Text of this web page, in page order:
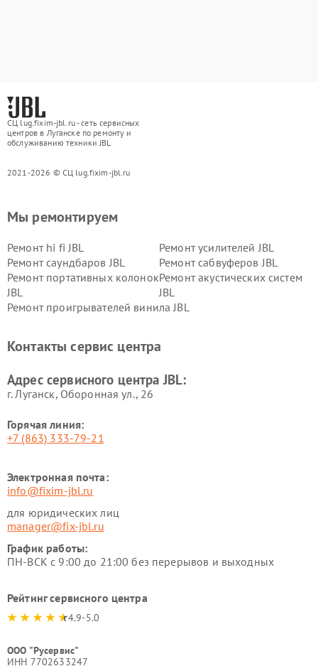
СЦ lug.fixim-jbl.ru - сеть сервисных
центров в Луганске по ремонту и
обслуживанию техники JBL
2021-2026 © СЦ lug.fixim-jbl.ru
Мы ремонтируем
Ремонт hi fi JBL
Ремонт усилителей JBL
Ремонт саундбаров JBL
Ремонт сабвуферов JBL
Ремонт портативных колонок
JBL
Ремонт акустических систем
JBL
Ремонт проигрывателей винила JBL
Контакты сервис центра
Адрес сервисного центра JBL:
г. Луганск, Оборонная ул., 26
Горячая линия:
+7 (863) 333-79-21
Электронная почта:
info@fixim-jbl.ru
для юридических лиц
manager@fix-jbl.ru
График работы:
ПН-ВСК с 9:00 до 21:00 без перерывов и выходных
Рейтинг сервисного центра
4.9-5.0
ООО "Русервис"
ИНН 7702633247